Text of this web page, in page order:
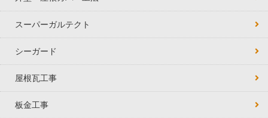
スーパーガルテクト
シーガード
屋根瓦工事
板金工事